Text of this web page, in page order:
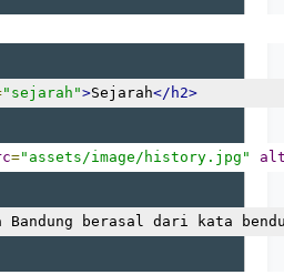
"sejarah">Sejarah</h2>
="assets/image/history.jpg"
Bandung berasal dari kata